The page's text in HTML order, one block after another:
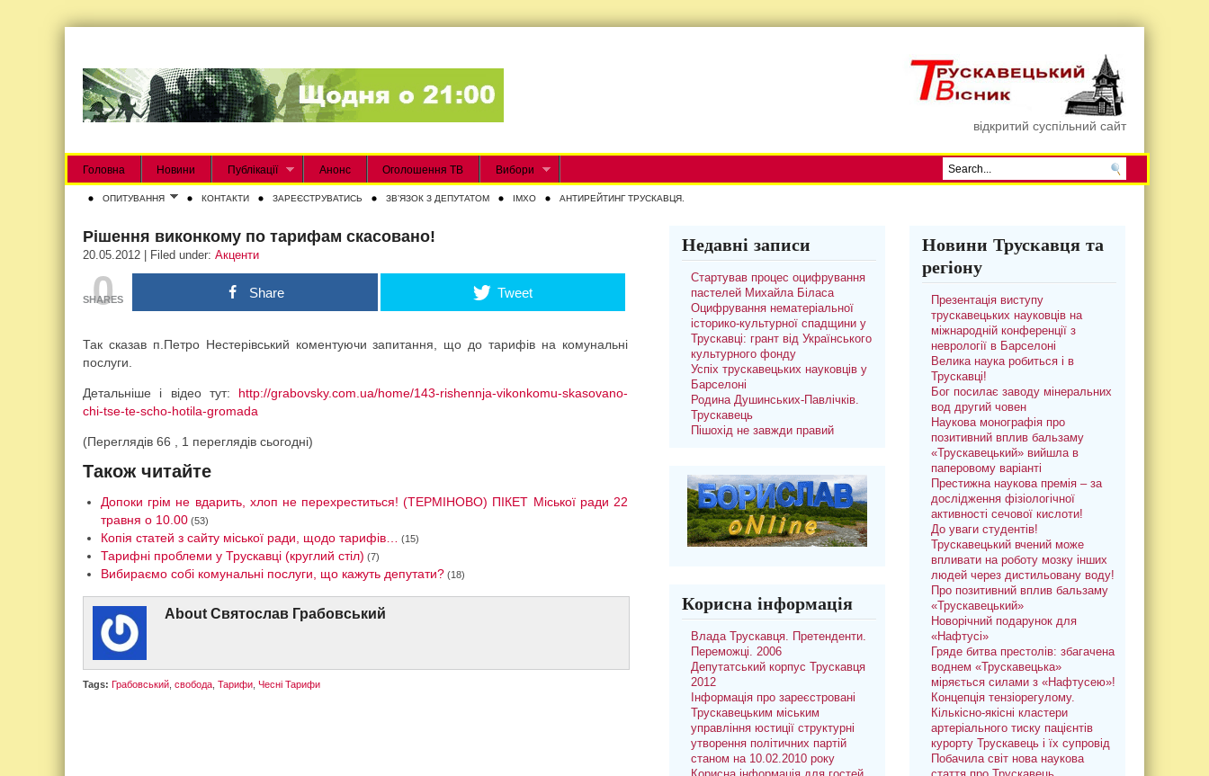
відкритий суспільний сайт
Головна Новини Публікації Анонс Оголошення ТВ Вибори
ОПИТУВАННЯ КОНТАКТИ ЗАРЕЄСТРУВАТИСЬ ЗВʼЯЗОК З ДЕПУТАТОМ IMXO АНТИРЕЙТИНГ ТРУСКАВЦЯ.
Рішення виконкому по тарифам скасовано!
20.05.2012 | Filed under: Акценти
0
SHARES Share Tweet
Так сказав п.Петро Нестерівський коментуючи запитання, що до тарифів на комунальні
послуги.
Детальніше і відео тут: http://grabovsky.com.ua/home/143-rishennja-vikonkomu-skasovano-
chi-tse-te-scho-hotila-gromada
(Переглядів 66 , 1 переглядів сьогодні)
Також читайте
Допоки грім не вдарить, хлоп не перехреститься! (ТЕРМІНОВО) ПІКЕТ Міської ради 22
травня о 10.00 (53)
Копія статей з сайту міської ради, щодо тарифів… (15)
Тарифні проблеми у Трускавці (круглий стіл) (7)
Вибираємо собі комунальні послуги, що кажуть депутати? (18)
About Святослав Грабовський
Tags: Грабовський свобода Тарифи Чесні Тарифи
Недавні записи
Стартував процес оцифрування
пастелей Михайла Біласа
Оцифрування нематеріальної
історико-культурної спадщини у
Трускавці: грант від Українського
культурного фонду
Успіх трускавецьких науковців у
Барселоні
Родина Душинських-Павлічків.
Трускавець
Пішохід не завжди правий
Корисна інформація
Влада Трускавця. Претенденти.
Переможці. 2006
Депутатський корпус Трускавця
2012
Інформація про зареєстровані
Трускавецьким міським
управління юстиції структурні
утворення політичних партій
станом на 10.02.2010 року
Новини Трускавця та
регіону
Презентація виступу
трускавецьких науковців на
міжнародній конференції з
неврології в Барселоні
Велика наука робиться і в
Трускавці!
Бог посилає заводу мінеральних
вод другий човен
Наукова монографія про
позитивний вплив бальзаму
«Трускавецький» вийшла в
паперовому варіанті
Престижна наукова премія – за
дослідження фізіологічної
активності сечової кислоти!
До уваги студентів!
Трускавецький вчений може
впливати на роботу мозку інших
людей через дистильовану воду!
Про позитивний вплив бальзаму
«Трускавецький»
Новорічний подарунок для
«Нафтусі»
Гряде битва престолів: збагачена
воднем «Трускавецька»
міряється силами з «Нафтусею»!
Концепція тензіорегулому.
Кількісно-якісні кластери
артеріального тиску пацієнтів
курорту Трускавець і їх супровід
Побачила світ нова наукова